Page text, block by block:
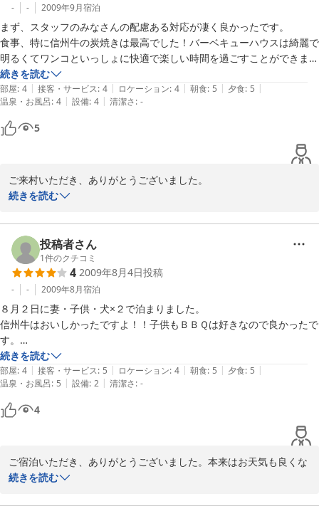
2009-11-25
- - 2009年9月宿泊
まず、スタッフのみなさんの配慮ある対応が凄く良かったです。
食事、特に信州牛の炭焼きは最高でした！バーベキューハウスは綺麗で
明るくてワンコといっしょに快適で楽しい時間を過ごすことができまし
た。
ロッジ自体も非常に広々していてゲージもありペット連れにも嬉しい内
容でした。変な臭いなども皆無で凄く良かったです。
お風呂は時間予約制でしたが、スタッフの方がしっかり前後の管理をし
てくれているので、非常に快適でした。
他のロッジの先入観があったのですが、比較にならないくらい快適でし
ぜひ、来年の夏とかにも利用したいです！
続きを読む
部屋: 4 | 接客・サービス: 4 | ロケーション: 4 | 朝食: 5 | 夕食: 5 |
温泉・お風呂: 4 | 設備: 4 | 清潔さ: -
5
ご来村いただき、ありがとうございました。
ご満足いただけて、大変うれしく思っております。
していただけるかと思います。またこれからのウィンターシーズン
はスキー場も近いため雪を楽しむにはもってこいの時期です。
ぜひ、どんぐり村で山の四季をお楽しみください。
またのお越しをを、心よりお待ちしております。
2009-10-26
続きを読む
投稿者さん
1件のクチコミ
4 2009年8月4日投稿
- - 2009年8月宿泊
８月２日に妻・子供・犬×２で泊まりました。
信州牛はおいしかったですよ！！子供もＢＢＱは好きなので良かったで
す。
自動販売機は種類があまりないので、途中で買っていったほうがいいで
すよ！！部屋の冷蔵庫も２ドアでそこそこ入りますよ。
続きを読む
部屋: 4 | 接客・サービス: 5 | ロケーション: 4 | 朝食: 5 | 夕食: 5 |
温泉・お風呂: 5 | 設備: 2 | 清潔さ: -
4
ご宿泊いただき、ありがとうございました。本来はお天気も良くな
り、夏らしい気候になる季節ですが、今年は少し肌寒い気温になり
しみいただけたと思います。
続きを読む